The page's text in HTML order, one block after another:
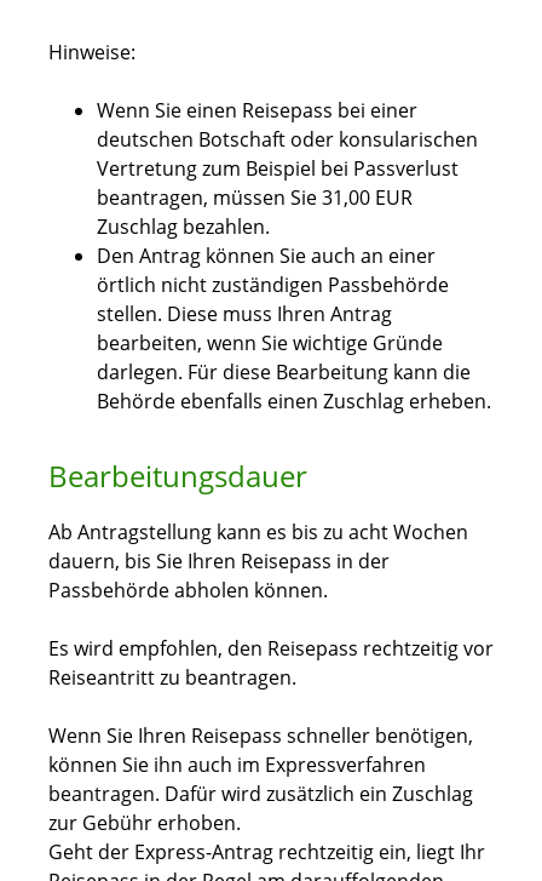
Hinweise:
Wenn Sie einen Reisepass bei einer
deutschen Botschaft oder konsularischen
Vertretung zum Beispiel bei Passverlust
beantragen, müssen Sie 31,00 EUR
Zuschlag bezahlen.
Den Antrag können Sie auch an einer
örtlich nicht zuständigen Passbehörde
stellen. Diese muss Ihren Antrag
bearbeiten, wenn Sie wichtige Gründe
darlegen. Für diese Bearbeitung kann die
Behörde ebenfalls einen Zuschlag erheben.
Bearbeitungsdauer
Ab Antragstellung kann es bis zu acht Wochen
dauern, bis Sie Ihren Reisepass in der
Passbehörde abholen können.
Es wird empfohlen, den Reisepass rechtzeitig vor
Reiseantritt zu beantragen.
Wenn Sie Ihren Reisepass schneller benötigen,
können Sie ihn auch im Expressverfahren
beantragen. Dafür wird zusätzlich ein Zuschlag
zur Gebühr erhoben.
Geht der Express-Antrag rechtzeitig ein, liegt Ihr